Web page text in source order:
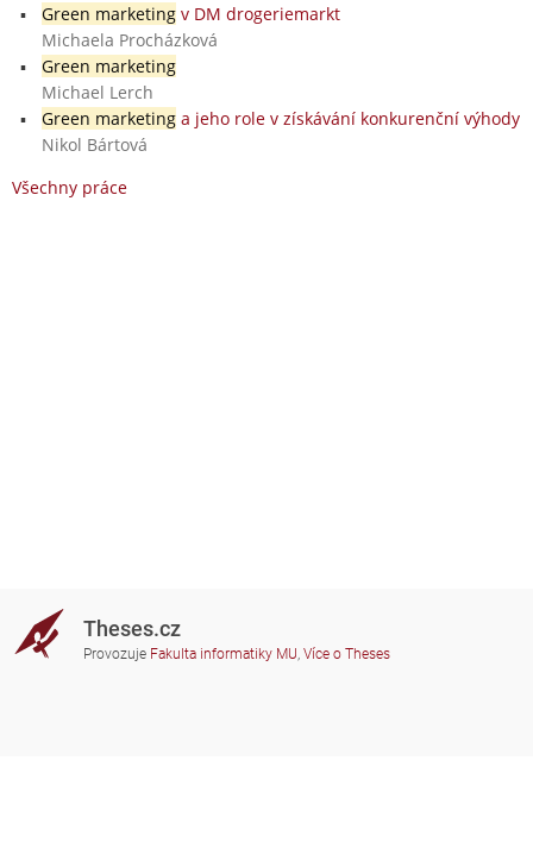
Green marketingv DM drogeriemarkt
Michaela Procházková
Green marketing
Michael Lerch
Green marketinga jeho role v získávání konkurenční výhody
Nikol Bártová
Všechny práce
Theses.cz
Provozuje Fakulta informatiky MU, Více o Theses